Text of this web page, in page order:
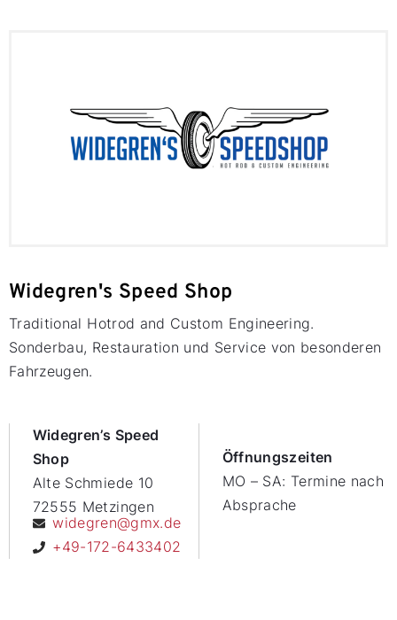
Widegren's Speed Shop
Traditional Hotrod and Custom Engineering.
Sonderbau, Restauration und Service von besonderen
Fahrzeugen.
Widegren’s Speed
Shop
Alte Schmiede 10
72555 Metzingen
widegren@gmx.de
+49-172-6433402
Öffnungszeiten
MO – SA: Termine nach
Absprache